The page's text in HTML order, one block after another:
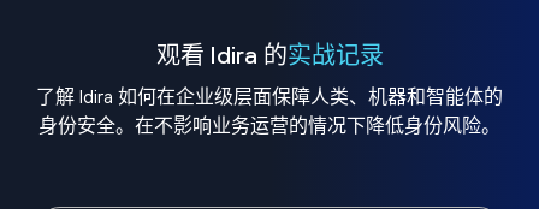
观看 Idira 的实战记录
了解 Idira 如何在企业级层面保障人类、机器和智能体的
身份安全。在不影响业务运营的情况下降低身份风险。